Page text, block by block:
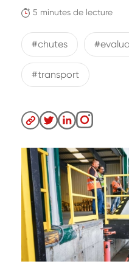
5 minutes de lecture
#chutes
#transport